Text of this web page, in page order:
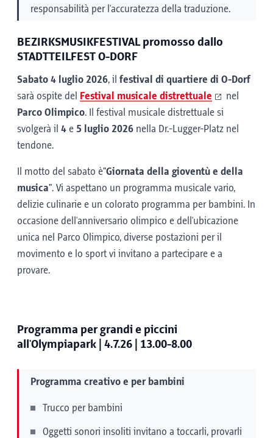
responsabilità per l'accuratezza della traduzione.
BEZIRKSMUSIKFESTIVAL promosso dallo
STADTTEILFEST O-DORF
Sabato 4 luglio 2026, il festival di quartiere di O-Dorf
sarà ospite del
Festival musicale distrettuale
nel
Parco Olimpico. Il festival musicale distrettuale si
svolgerà il 4 e 5 luglio 2026 nella Dr.-Lugger-Platz nel
tendone.
Il motto del sabato è"Giornata della gioventù e della
musica". Vi aspettano un programma musicale vario,
delizie culinarie e un colorato programma per bambini. In
occasione dell'anniversario olimpico e dell'ubicazione
unica nel Parco Olimpico, diverse postazioni per il
movimento e lo sport vi invitano a partecipare e a
provare.
Programma per grandi e piccini
all'Olympiapark | 4.7.26 | 13.00-8.00
Programma creativo e per bambini
Trucco per bambini
Oggetti sonori insoliti invitano a toccarli, provarli